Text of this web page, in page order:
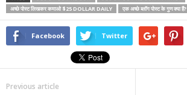
अच्छे पोस्ट लिखकर कमाओ $25 DOLLAR DAILY
एक अच्छे ब्लॉग पोस्ट के गुण क्या हैं?
Facebook Twitter
Previous article